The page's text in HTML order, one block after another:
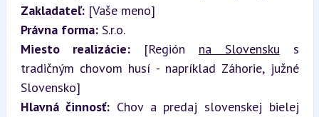
Zakladateľ:
Právna forma:
Miesto realizácie: [Región na Slovensku s
tradičným chovom husí - napríklad Záhorie, južné
Hlavná činnosť: Chov a predaj slovenskej bielej